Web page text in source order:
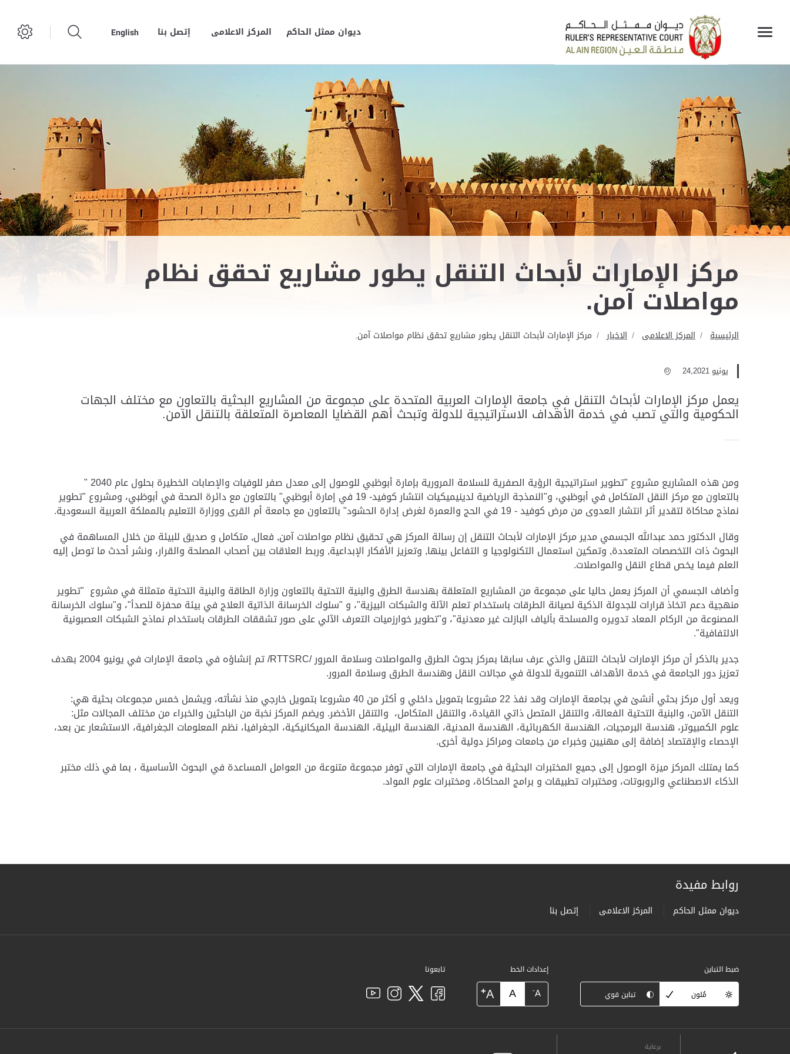
ديوان ممثل الحاكم المركز الاعلامى إتصل بنا English
مركز الإمارات لأبحاث التنقل يطور مشاريع تحقق نظام
‏مواصلات آمن.‏
الرئيسية المركز الاعلامى الاخبار مركز الإمارات لأبحاث التنقل يطور مشاريع تحقق نظام ‏مواصلات آمن.‏
يونيو 24,2021
يعمل مركز الإمارات لأبحاث التنقل في جامعة الإمارات العربية ‏المتحدة على مجموعة من المشاريع البحثية بالتعاون مع مختلف ‏الجهات
الحكومية والتي تصب في خدمة الأهداف الاستراتيجية ‏للدولة وتبحث أهم القضايا المعاصرة المتعلقة بالتنقل الآمن.
ومن هذه المشاريع ‏مشروع "تطوير استراتيجية الرؤية الصفرية للسلامة المرورية ‏بإمارة أبوظبي للوصول إلى معدل صفر للوفيات والإصابات ‏الخطيرة بحلول عام 2040 "
بالتعاون مع مركز النقل المتكامل ‏في أبوظبي، و" النمذجة الرياضية لدينيميكيات انتشار كوفيد- 19 في ‏إمارة أبوظبي" بالتعاون مع دائرة الصحة في أبوظبي، ومشروع ‏‏"تطوير
نماذج محاكاة لتقدير أثر انتشار العدوى من مرض كوفيد - 19 في الحج والعمرة لغرض إدارة الحشود" بالتعاون مع جامعة أم ‏القرى ووزارة التعليم بالمملكة العربية السعودية.‏
وقال الدكتور حمد عبدالله الجسمي مدير مركز الإمارات لأبحاث ‏التنقل إن رسالة المركز هي تحقيق نظام مواصلات ‏آمن, فعال, متكامل و صديق للبيئة من خلال المساهمة في
البحوث ‏ذات التخصصات المتعددة, وتمكين استعمال التكنولوجيا و التفاعل ‏بينها, وتعزيز الأفكار الإبداعية, وربط العلاقات بين أصحاب ‏المصلحة والقرار، ونشر أحدث ما توصل إليه
العلم فيما يخص ‏قطاع النقل والمواصلات.
وأضاف الجسمي أن المركز يعمل حاليا على مجموعة من ‏المشاريع المتعلقة بهندسة الطرق والبنية التحتية بالتعاون وزارة الطاقة ‏والبنية التحتية متمثلة في مشروع "تطوير
منهجية دعم اتخاذ قرارات ‏للجدولة الذكية لصيانة الطرقات باستخدام تعلم الآلة والشبكات ‏البيزية"، و "سلوك الخرسانة الذاتية العلاج في بيئة محفزة للصدأ"، و"سلوك ‏الخرسانة
المصنوعة من الركام المعاد تدويره والمسلحة بألياف البازلت غير ‏معدنية"، و"تطوير خوارزميات التعرف الآلي على صور تشققات الطرقات ‏باستخدام نماذج الشبكات العصبونية
الالتفافية".‏
جدير بالذكر أن مركز الإمارات لأبحاث التنقل والذي عرف سابقا بمركز ‏بحوث الطرق والمواصلات وسلامة المرور/RTTSRC/ تم ‏إنشاؤه في جامعة الإمارات في يونيو 2004 بهدف
‏تعزيز دور الجامعة في خدمة الأهداف التنموية للدولة في مجالات ‏النقل وهندسة الطرق وسلامة المرور.
ويعد أول مركز بحثي أنشئ في بجامعة الإمارات وقد نفذ 22 مشروعا بتمويل داخلي و أكثر ‏من 40 مشروعا بتمويل خارجي منذ نشأته،‏ ويشمل خمس مجموعات بحثية هي:
التنقل الآمن، والبنية ‏التحتية الفعالة، والتنقل المتصل ذاتي القيادة، والتنقل المتكامل، ‏والتنقل الأخضر.‏ ويضم المركز نخبة من الباحثين والخبراء من مختلف المجالات ‏مثل:
علوم الكمبيوتر، هندسة البرمجيات، الهندسة الكهربائية، ‏الهندسة المدنية، الهندسة البيئية، الهندسة الميكانيكية، الجغرافيا، ‏نظم المعلومات الجغرافية، الاستشعار عن بعد،
الإحصاء ‏والإقتصاد إضافة إلى مهنيين وخبراء من جامعات ومراكز ‏دولية أخرى.
كما يمتلك المركز ميزة الوصول إلى جميع ‏المختبرات البحثية في جامعة الإمارات التي توفر ‏مجموعة متنوعة من العوامل المساعدة في البحوث الأساسية ، بما ‏في ذلك مختبر
الذكاء الاصطناعي والروبوتات، ومختبرات ‏تطبيقات و برامج المحاكاة، ومختبرات علوم المواد.‏
روابط مفيدة
ديوان ممثل الحاكم المركز الاعلامى إتصل بنا
ضبط التباين
مُلون
تباين قوي
إعدادات الخط
A
-
A
A
+
تابعونا
برعاية